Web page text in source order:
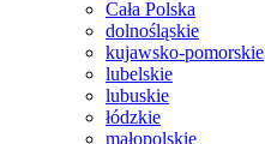
Cała Polska
dolnośląskie
kujawsko-pomorskie
lubelskie
lubuskie
łódzkie
małopolskie